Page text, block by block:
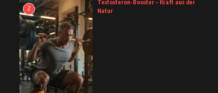
2
Testosteron-Booster – Kraft aus der
Natur